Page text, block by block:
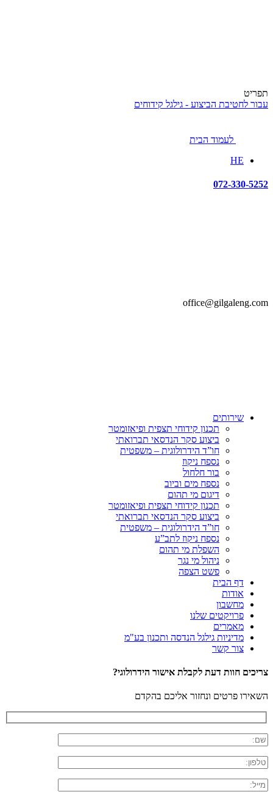
תפריט
עבור לחטיבת הביצוע - גילגל קידוחים
לעמוד הבית
HE
072-330-5252
office@gilgaleng.com
שירותים
תכנון קידוחי תצפית ופיאזומטר
ביצוע סקר הנדסאי תברואתי
חו”ד הידרולוגית – משפטית
נספח ניקוז
בור חלחול
נספח מים וביוב
דיגום מי תהום
תכנון קידוחי תצפית ופיאזומטר
ביצוע סקר הנדסאי תברואתי
חו”ד הידרולוגית – משפטית
נספח ניקוז לתב”ע
השפלת מי תהום
ניהול מי נגר
פשט הצפה
דף הבית
אודות
מחשבון
פרויקטים שלנו
מאמרים
מדיניות גילגל הנדסה ותכנון בע"מ
צור קשר
צריכים חוות דעת לקבלת אישור הידרולוגי?
השאירו פרטים ונחזור אליכם בהקדם